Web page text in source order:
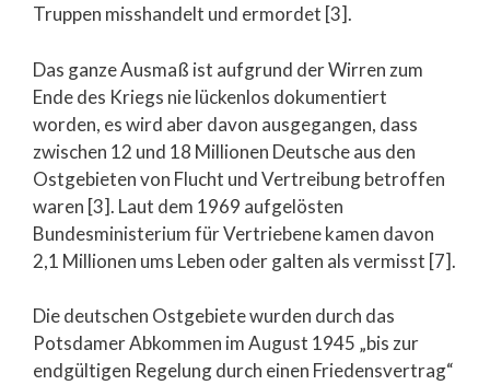
Truppen misshandelt und ermordet [3].
Das ganze Ausmaß ist aufgrund der Wirren zum
Ende des Kriegs nie lückenlos dokumentiert
worden, es wird aber davon ausgegangen, dass
zwischen 12 und 18 Millionen Deutsche aus den
Ostgebieten von Flucht und Vertreibung betroffen
waren [3]. Laut dem 1969 aufgelösten
Bundesministerium für Vertriebene kamen davon
2,1 Millionen ums Leben oder galten als vermisst [7].
Die deutschen Ostgebiete wurden durch das
Potsdamer Abkommen im August 1945 „bis zur
endgültigen Regelung durch einen Friedensvertrag“